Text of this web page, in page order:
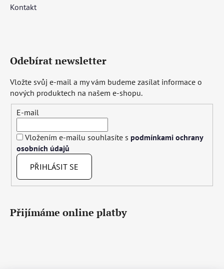
Kontakt
Odebírat newsletter
Vložte svůj e-mail a my vám budeme zasílat informace o
nových produktech na našem e-shopu.
E-mail
Vložením e-mailu souhlasíte s podmínkami ochrany
osobních údajů
PŘIHLÁSIT SE
Přijímáme online platby